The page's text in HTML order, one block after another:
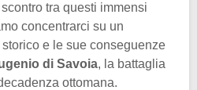
tra questi immensi
concentrarci su un
e le sue conseguenze
di Savoia, la battaglia
ottomana.